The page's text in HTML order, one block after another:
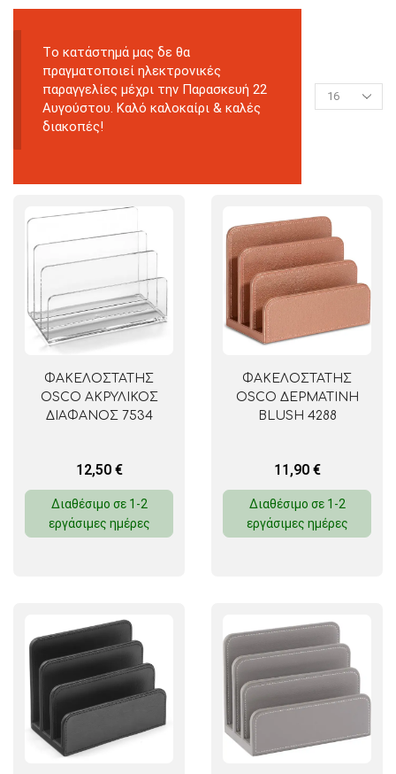
Tο κατάστημά μας δε θα
πραγματοποιεί ηλεκτρονικές
παραγγελίες μέχρι την Παρασκευή 22
Αυγούστου. Καλό καλοκαίρι & καλές
διακοπές!
ΦΑΚΕΛΟΣΤΑΤΗΣ
OSCO ΑΚΡΥΛΙΚΟΣ
ΔΙΑΦΑΝΟΣ 7534
12,50 €
Διαθέσιμο σε 1-2
εργάσιμες ημέρες
ΦΑΚΕΛΟΣΤΑΤΗΣ
OSCO ΔΕΡΜΑΤΙΝΗ
BLUSH 4288
11,90 €
Διαθέσιμο σε 1-2
εργάσιμες ημέρες